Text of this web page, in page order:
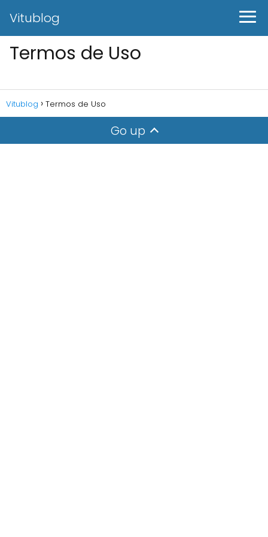
Vitublog
Termos de Uso
Vitublog Termos de Uso
Go up